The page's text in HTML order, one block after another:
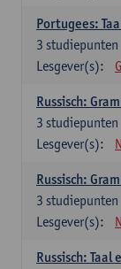
Portugees:
3 studiepunten
Lesgever(s):
Russisch:
3 studiepunten
Lesgever(s):
Russisch:
3 studiepunten
Lesgever(s):
Russisch: Taal